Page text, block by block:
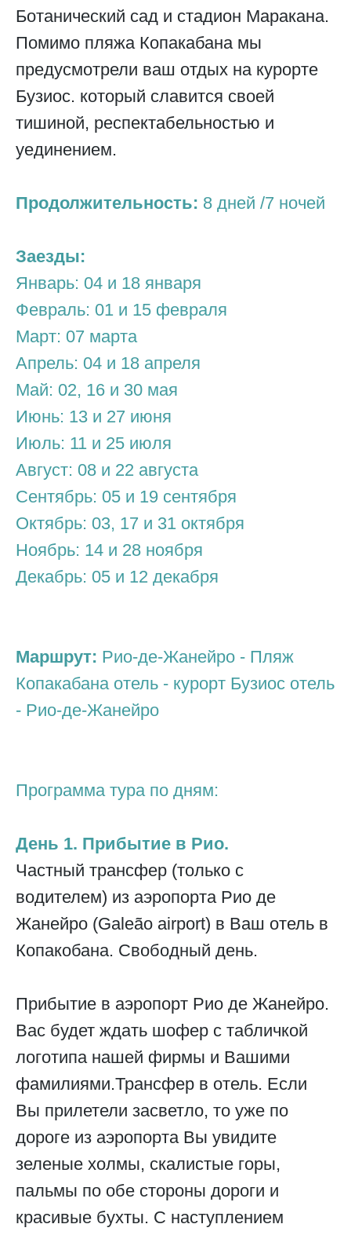
Ботанический сад и стадион Маракана.
Помимо пляжа Копакабана мы
предусмотрели ваш отдых на курорте
Бузиос. который славится своей
тишиной, респектабельностью и
уединением.
Продолжительность: 8 дней /7 ночей
Заезды:
Январь: 04 и 18 января
Февраль: 01 и 15 февраля
Март: 07 марта
Апрель: 04 и 18 апреля
Май: 02, 16 и 30 мая
Июнь: 13 и 27 июня
Июль: 11 и 25 июля
Август: 08 и 22 августа
Сентябрь: 05 и 19 сентября
Октябрь: 03, 17 и 31 октября
Ноябрь: 14 и 28 ноября
Декабрь: 05 и 12 декабря
Маршрут: Рио-де-Жанейро - Пляж
Копакабана отель - курорт Бузиос отель
- Рио-де-Жанейро
Программа тура по дням:
День 1. Прибытие в Рио.
Частный трансфер (только с
водителем) из аэропорта Рио де
Жанейро (Galeão airport) в Ваш отель в
Копакобана. Свободный день.
Прибытие в аэропорт Рио де Жанейро.
Вас будет ждать шофер с табличкой
логотипа нашей фирмы и Вашими
фамилиями.Трансфер в отель. Если
Вы прилетели засветло, то уже по
дороге из аэропорта Вы увидите
зеленые холмы, скалистые горы,
пальмы по обе стороны дороги и
красивые бухты. С наступлением